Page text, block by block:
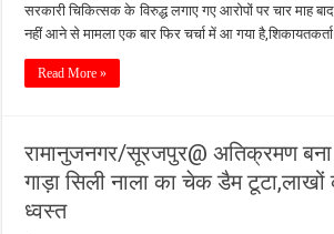
सरकारी चिकित्सक के विरुद्ध लगाए गए आरोपों पर चार माह
नहीं आने से मामला एक बार फिर चर्चा में आ गया है,शिकायतकर्ता
Read More »
रामानुजनगर/सूरजपुर@ अतिक्रमण बना
गाड़ा सिली नाला का चेक डैम
ध्वस्त